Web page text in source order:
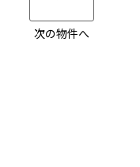
次の物件へ